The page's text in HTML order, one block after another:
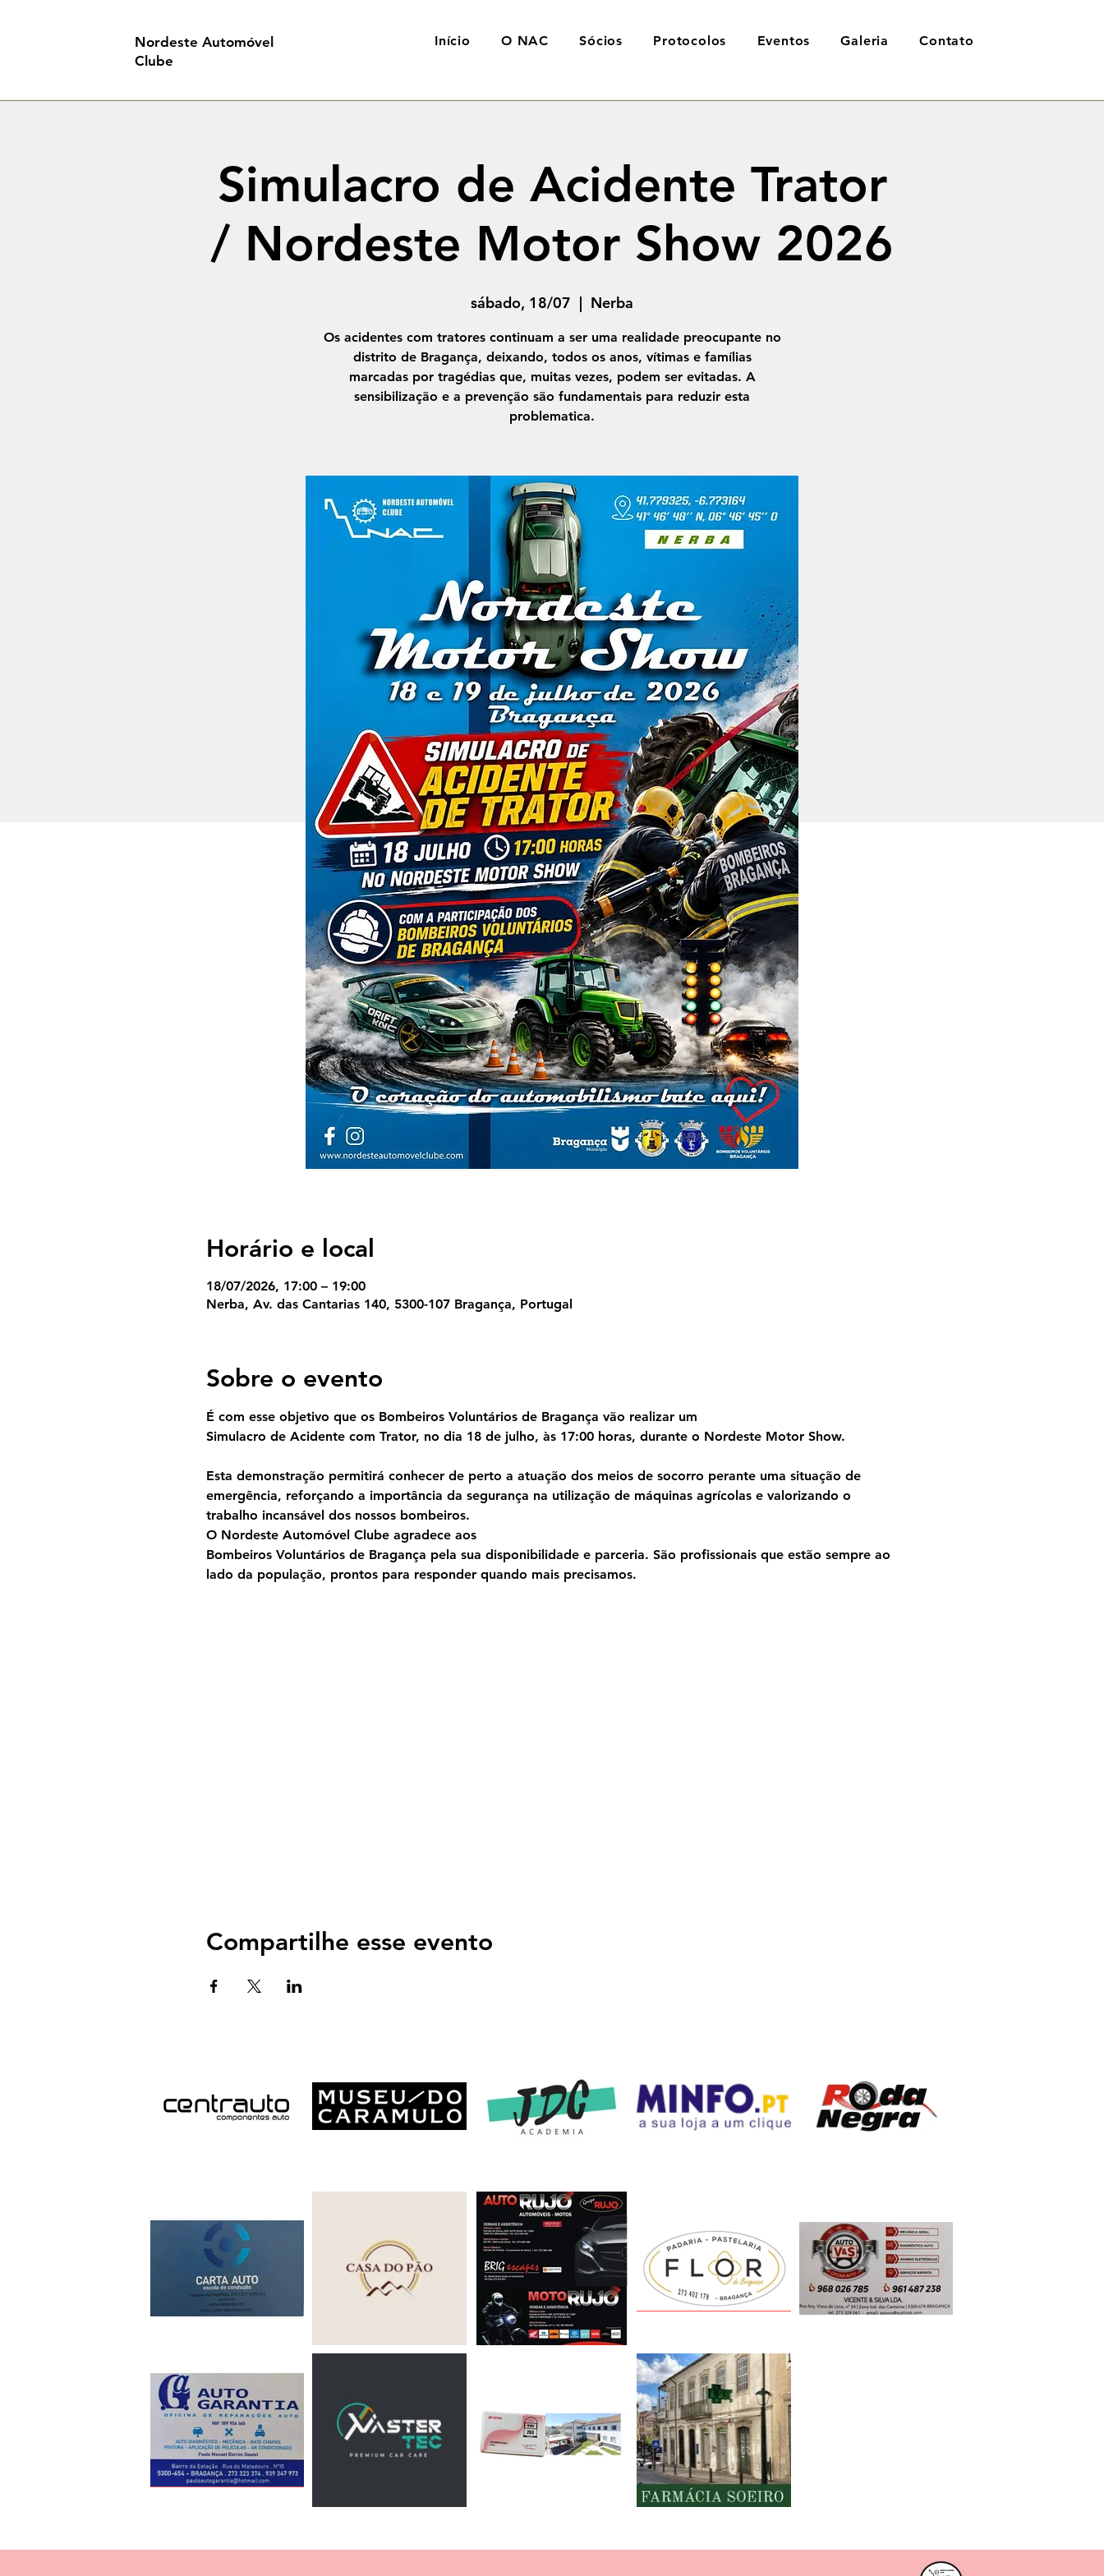
Nordeste Automóvel
Clube
Início O NAC Sócios Protocolos Eventos Galeria Contato
Simulacro de Acidente Trator
/ Nordeste Motor Show 2026
sábado, 18/07
  |
Nerba
Os acidentes com tratores continuam a ser uma realidade preocupante no
distrito de Bragança, deixando, todos os anos, vítimas e famílias
marcadas por tragédias que, muitas vezes, podem ser evitadas. A
sensibilização e a prevenção são fundamentais para reduzir esta
Horário e local
18/07/2026, 17:00 – 19:00
Nerba, Av. das Cantarias 140, 5300-107 Bragança, Portugal
Sobre o evento
É com esse objetivo que os Bombeiros Voluntários de Bragança vão realizar um
Simulacro de Acidente com Trator, no dia 18 de julho, às 17:00 horas, durante o Nordeste Motor Show.
Esta demonstração permitirá conhecer de perto a atuação dos meios de socorro perante uma situação de
emergência, reforçando a importância da segurança na utilização de máquinas agrícolas e valorizando o
trabalho incansável dos nossos bombeiros.
O Nordeste Automóvel Clube agradece aos
Bombeiros Voluntários de Bragança pela sua disponibilidade e parceria. São profissionais que estão sempre ao
lado da população, prontos para responder quando mais precisamos.
Compartilhe esse evento